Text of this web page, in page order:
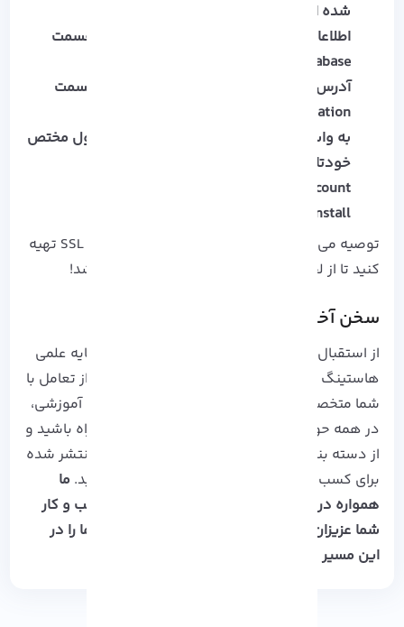
شده است یا خیر؟
اطلاعاتی که در مرحله 5 ایجاد کرده اید را در قسمت
Add a Database وارد کنید.
آدرس فروشگاه و آدرس پنل مدیریت را در قسمت
Web Configuration انتخاب کنید.
به واسطه ایجاد زبان، منطقه زمانی و واحد پول مختص
خودتان اطلاعات را تکمیل کنید.
Admin Account ایجاد کنید.
Install را انتخاب کنید و تمام!
توصیه می کنیم برای امنیت بیشتر یک
گواهینامه SSL
تهیه
کنید تا از لحاظ امنیت اطلاعات خیال تان آسوده باشد!
سخن آخر
از استقبال شما در زمینه وبلاگ های آذرسیس بر پایه علمی
هاستینگ بسیار سپاسگزاریم، فراموش نکنید که از تعامل با
شما متخصصین عزیز در قسمت کامنت های وبلاگ آموزشی،
در همه حوزه ها نهایت لذت را می بریم، با ما همراه باشید و
از دسته بندی های موجود در بخش وبلاگ های منتشر شده
برای کسب اطلاعات و مطالعه بیشتر استفاده نمایید. ما
همواره در حال تکمیل نحوه ارائه خدمات برای کسب و کار
شما عزیزان هستیم، با نظرات و پیشنهادات خود ما را در
این مسیر پیشرفت یاری نمایید…